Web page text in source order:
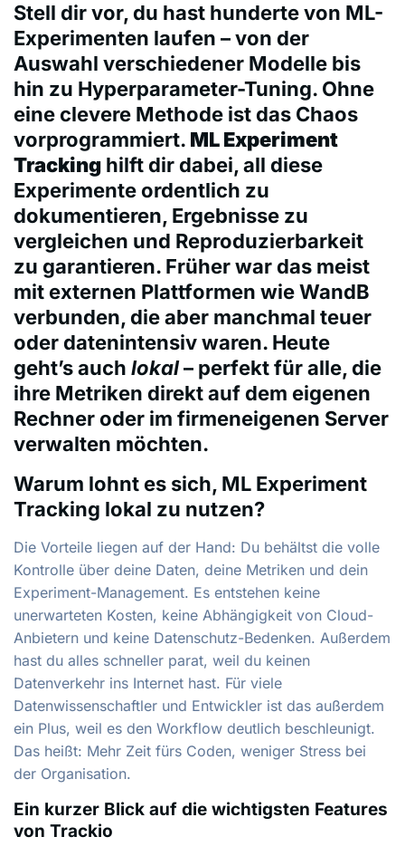
Stell dir vor, du hast hunderte von ML-
Experimenten laufen – von der
Auswahl verschiedener Modelle bis
hin zu Hyperparameter-Tuning. Ohne
eine clevere Methode ist das Chaos
vorprogrammiert. ML Experiment
Tracking hilft dir dabei, all diese
Experimente ordentlich zu
dokumentieren, Ergebnisse zu
vergleichen und Reproduzierbarkeit
zu garantieren. Früher war das meist
mit externen Plattformen wie WandB
verbunden, die aber manchmal teuer
oder datenintensiv waren. Heute
geht’s auch lokal– perfekt für alle, die
ihre Metriken direkt auf dem eigenen
Rechner oder im firmeneigenen Server
verwalten möchten.
Warum lohnt es sich, ML Experiment
Tracking lokal zu nutzen?
Die Vorteile liegen auf der Hand: Du behältst die volle
Kontrolle über deine Daten, deine Metriken und dein
Experiment-Management. Es entstehen keine
unerwarteten Kosten, keine Abhängigkeit von Cloud-
Anbietern und keine Datenschutz-Bedenken. Außerdem
hast du alles schneller parat, weil du keinen
Datenverkehr ins Internet hast. Für viele
Datenwissenschaftler und Entwickler ist das außerdem
ein Plus, weil es den Workflow deutlich beschleunigt.
Das heißt: Mehr Zeit fürs Coden, weniger Stress bei
der Organisation.
Ein kurzer Blick auf die wichtigsten Features
von Trackio